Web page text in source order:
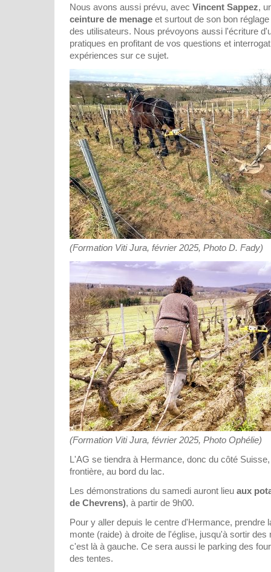
Nous avons aussi prévu, avec Vincent Sappez,
ceinture de menage et surtout de son bon
des utilisateurs. Nous prévoyons aussi l'écriture
pratiques en profitant de vos questions et
expériences sur ce sujet.
(Formation Viti Jura, février 2025, Photo D. Fady)
(Formation Viti Jura, février 2025, Photo Ophélie)
L'AG se tiendra à Hermance, donc du côté
frontière, au bord du lac.
Les démonstrations du samedi auront lieu aux
de Chevrens), à partir de 9h00.
Pour y aller depuis le centre d'Hermance, prendre
monte (raide) à droite de l'église, jusqu'à sortir
c'est là à gauche. Ce sera aussi le parking des
des tentes.